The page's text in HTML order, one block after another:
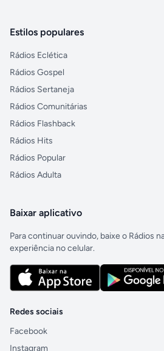
Estilos populares
Rádios Eclética
Rádios Gospel
Rádios Sertaneja
Rádios Comunitárias
Rádios Flashback
Rádios Hits
Rádios Popular
Rádios Adulta
Baixar aplicativo
Para continuar ouvindo, baixe o Rádios
experiência no celular.
Redes sociais
Facebook
Instagram